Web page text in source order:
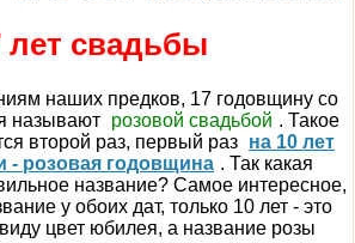
лет свадьбы
наших предков, 17 годовщину со
называют розовой свадьбой . Такое
второй раз, первый раз на 10 лет
- розовая годовщина . Так какая
название? Самое интересное,
у обоих дат, только 10 лет - это
цвет юбилея, а название розы